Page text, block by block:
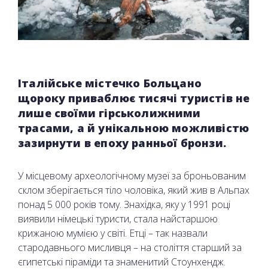
Італійське містечко Больцано
щороку приваблює тисячі туристів не
лише своїми гірськолижними
трасами, а й унікальною можливістю
зазирнути в епоху ранньої бронзи.
У місцевому археологічному музеї за броньованим
склом зберігається тіло чоловіка, який жив в Альпах
понад 5 000 років тому. Знахідка, яку у 1991 році
виявили німецькі туристи, стала найстаршою
крижаною мумією у світі. Етці – так назвали
стародавнього мисливця – на століття старший за
єгипетські піраміди та знаменитий Стоунхендж.